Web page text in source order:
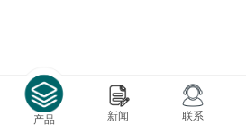
产品 新闻 联系